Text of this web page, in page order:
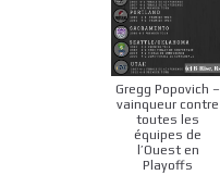
Gregg Popovich –
vainqueur contre
toutes les
équipes de
l’Ouest en
Playoffs